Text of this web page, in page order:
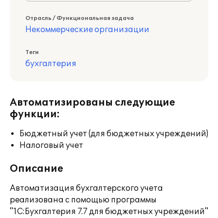
Отрасль / Функциональная задача
Некоммерческие организации
Теги
бухгалтерия
Автоматизированы следующие
функции:
Бюджетный учет (для бюджетных учреждений)
Налоговый учет
Описание
Автоматизация бухгалтерского учета
реализована с помощью программы
"1С:Бухгалтерия 7.7 для бюджетных учреждений"